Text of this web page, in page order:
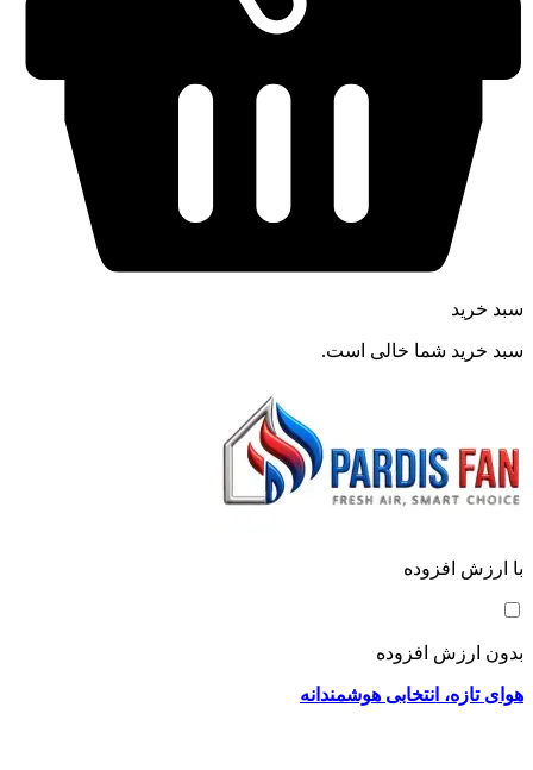
سبد خرید
سبد خرید شما خالی است.
با ارزش افزوده
بدون ارزش افزوده
هوای تازه، انتخابی هوشمندانه